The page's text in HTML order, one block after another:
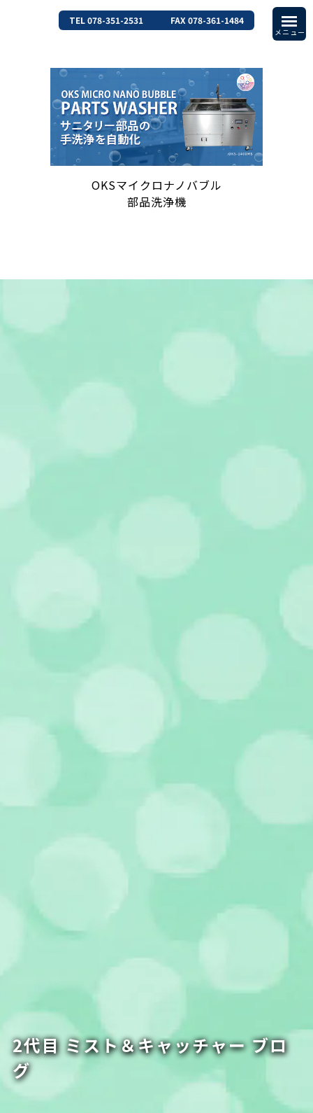
TEL 078-351-2531 FAX 078-361-1484
OKSマイクロナノバブル
部品洗浄機
2代目 ミスト＆キャッチャー ブロ
グ